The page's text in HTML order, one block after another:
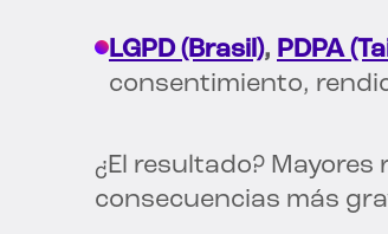
LGPD (Brasil), PDPA
consentimiento,
¿El resultado?
consecuencias más